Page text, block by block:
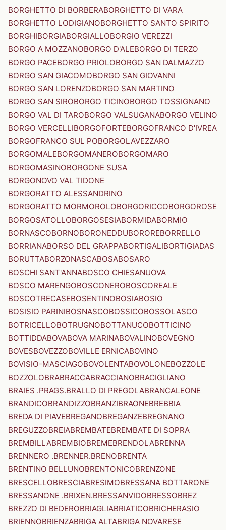
BORGHETTO DI BORBERABORGHETTO DI VARA
BORGHETTO LODIGIANOBORGHETTO SANTO SPIRITO
BORGHIBORGIABORGIALLOBORGIO VEREZZI
BORGO A MOZZANOBORGO D'ALEBORGO DI TERZO
BORGO PACEBORGO PRIOLOBORGO SAN DALMAZZO
BORGO SAN GIACOMOBORGO SAN GIOVANNI
BORGO SAN LORENZOBORGO SAN MARTINO
BORGO SAN SIROBORGO TICINOBORGO TOSSIGNANO
BORGO VAL DI TAROBORGO VALSUGANABORGO VELINO
BORGO VERCELLIBORGOFORTEBORGOFRANCO D'IVREA
BORGOFRANCO SUL POBORGOLAVEZZARO
BORGOMALEBORGOMANEROBORGOMARO
BORGOMASINOBORGONE SUSA
BORGONOVO VAL TIDONE
BORGORATTO ALESSANDRINO
BORGORATTO MORMOROLOBORGORICCOBORGOROSE
BORGOSATOLLOBORGOSESIABORMIDABORMIO
BORNASCOBORNOBORONEDDUBOROREBORRELLO
BORRIANABORSO DEL GRAPPABORTIGALIBORTIGIADAS
BORUTTABORZONASCABOSABOSARO
BOSCHI SANT'ANNABOSCO CHIESANUOVA
BOSCO MARENGOBOSCONEROBOSCOREALE
BOSCOTRECASEBOSENTINOBOSIABOSIO
BOSISIO PARINIBOSNASCOBOSSICOBOSSOLASCO
BOTRICELLOBOTRUGNOBOTTANUCOBOTTICINO
BOTTIDDABOVABOVA MARINABOVALINOBOVEGNO
BOVESBOVEZZOBOVILLE ERNICABOVINO
BOVISIO-MASCIAGOBOVOLENTABOVOLONEBOZZOLE
BOZZOLOBRABRACCABRACCIANOBRACIGLIANO
BRAIES .PRAGS.BRALLO DI PREGOLABRANCALEONE
BRANDICOBRANDIZZOBRANZIBRAONEBREBBIA
BREDA DI PIAVEBREGANOBREGANZEBREGNANO
BREGUZZOBREIABREMBATEBREMBATE DI SOPRA
BREMBILLABREMBIOBREMEBRENDOLABRENNA
BRENNERO .BRENNER.BRENOBRENTA
BRENTINO BELLUNOBRENTONICOBRENZONE
BRESCELLOBRESCIABRESIMOBRESSANA BOTTARONE
BRESSANONE .BRIXEN.BRESSANVIDOBRESSOBREZ
BREZZO DI BEDEROBRIAGLIABRIATICOBRICHERASIO
BRIENNOBRIENZABRIGA ALTABRIGA NOVARESE